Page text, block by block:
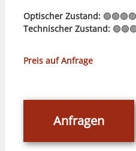
Optischer Zustand:
Technischer Zustand:
Preis auf Anfrage
Anfragen